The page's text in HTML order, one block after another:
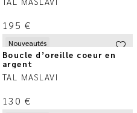
195 €
Nouveautés
Boucle d’oreille coeur en
argent
TAL MASLAVI
130 €